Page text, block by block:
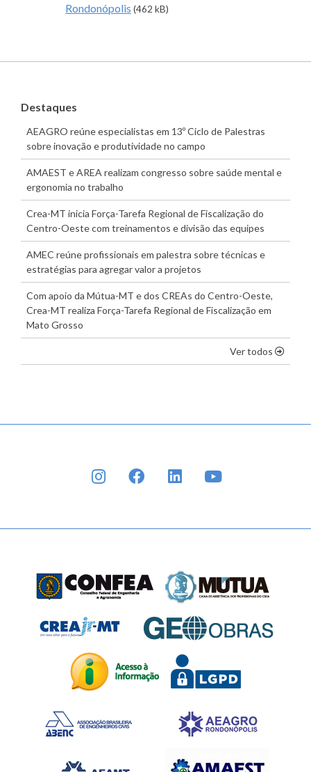
Rondonópolis (462 kB)
Destaques
AEAGRO reúne especialistas em 13º Ciclo de Palestras
sobre inovação e produtividade no campo
AMAEST e AREA realizam congresso sobre saúde mental e
ergonomia no trabalho
Crea-MT inicia Força-Tarefa Regional de Fiscalização do
Centro-Oeste com treinamentos e divisão das equipes
AMEC reúne profissionais em palestra sobre técnicas e
estratégias para agregar valor a projetos
Com apoio da Mútua-MT e dos CREAs do Centro-Oeste,
Crea-MT realiza Força-Tarefa Regional de Fiscalização em
Mato Grosso
Ver todos os
INSTAGRAMFACEBOOKLINKEDIN